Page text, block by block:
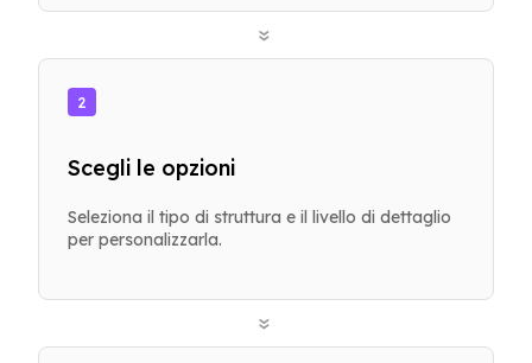
»
2
Scegli le opzioni
Seleziona il tipo di struttura e il livello di dettaglio
per personalizzarla.
»